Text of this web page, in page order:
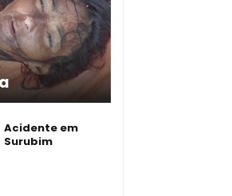
Acidente em
Surubim